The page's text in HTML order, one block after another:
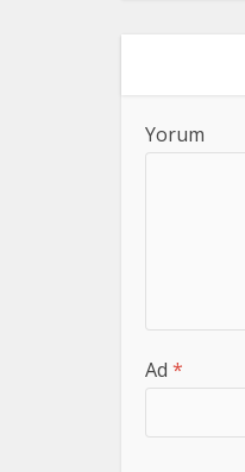
Yorum
Ad *